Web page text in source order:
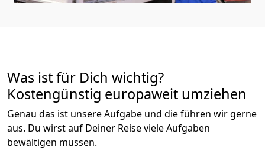
Was ist für Dich wichtig?
Kostengünstig europaweit umziehen
Genau das ist unsere Aufgabe und die führen wir gerne
aus. Du wirst auf Deiner Reise viele Aufgaben
bewältigen müssen.